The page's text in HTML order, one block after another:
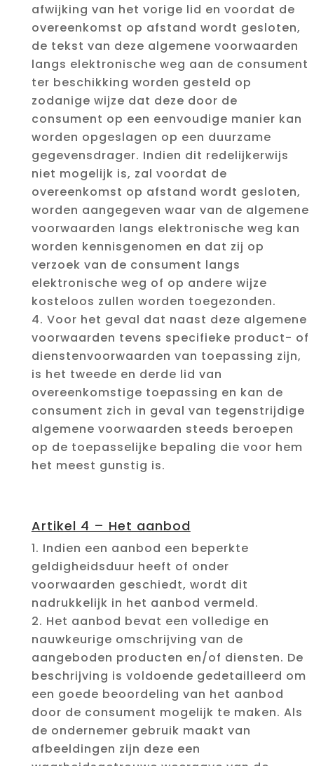
afwijking van het vorige lid en voordat de
overeenkomst op afstand wordt gesloten,
de tekst van deze algemene voorwaarden
langs elektronische weg aan de consument
ter beschikking worden gesteld op
zodanige wijze dat deze door de
consument op een eenvoudige manier kan
worden opgeslagen op een duurzame
gegevensdrager. Indien dit redelijkerwijs
niet mogelijk is, zal voordat de
overeenkomst op afstand wordt gesloten,
worden aangegeven waar van de algemene
voorwaarden langs elektronische weg kan
worden kennisgenomen en dat zij op
verzoek van de consument langs
elektronische weg of op andere wijze
kosteloos zullen worden toegezonden.
Voor het geval dat naast deze algemene
voorwaarden tevens specifieke product- of
dienstenvoorwaarden van toepassing zijn,
is het tweede en derde lid van
overeenkomstige toepassing en kan de
consument zich in geval van tegenstrijdige
algemene voorwaarden steeds beroepen
op de toepasselijke bepaling die voor hem
het meest gunstig is.
Artikel 4 – Het aanbod
Indien een aanbod een beperkte
geldigheidsduur heeft of onder
voorwaarden geschiedt, wordt dit
nadrukkelijk in het aanbod vermeld.
Het aanbod bevat een volledige en
nauwkeurige omschrijving van de
aangeboden producten en/of diensten. De
beschrijving is voldoende gedetailleerd om
een goede beoordeling van het aanbod
door de consument mogelijk te maken. Als
de ondernemer gebruik maakt van
afbeeldingen zijn deze een